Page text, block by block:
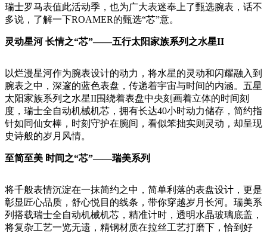
瑞士罗马表值此活动季，也为广大表迷奉上了甄选腕表，话不
多说，了解一下ROAMER的甄选“芯”意。
灵动星河 长情之“芯”——五行太阳家族系列之水星II
以烂漫星河作为腕表设计的动力，将水星的灵动和闪耀融入到
腕表之中，深邃的蓝色表盘，传递着宇宙与时间的内涵。五星
太阳家族系列之水星II围绕着表盘中央刻画着立体的时间刻
度，瑞士全自动机械机芯，拥有长达40小时动力储存，简约指
针如同仙女棒，时刻守护在腕间，看似笨拙实则灵动，却呈现
史诗般的岁月风情。
至简至美 时间之“芯”——瑞美系列
将千般表情沉淀在一抹简约之中，简单利落的表盘设计，更是
彰显匠心品质，舒心悦目的线条，带你穿越岁月长河。瑞美系
列搭载瑞士全自动机械机芯，精准计时，透明水晶玻璃底盖，
将复杂工艺一览无遗，精钢材质在拉丝工艺打磨下，恰到好